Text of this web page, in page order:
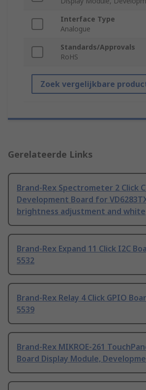
Interface Type
Analogue
Standards/Approvals
RoHS
Zoek vergelijkbare
Gerelateerde Links
Brand-Rex Spectrometer 2 Click
Development Board for
brightness adjustment and white
Brand-Rex Expand 11 Click I2C
5532
Brand-Rex Relay 4 Click GPIO
5539
Brand-Rex MIKROE-261
Board Display Module,